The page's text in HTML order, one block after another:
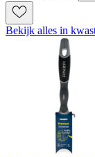
Bekijk alles in